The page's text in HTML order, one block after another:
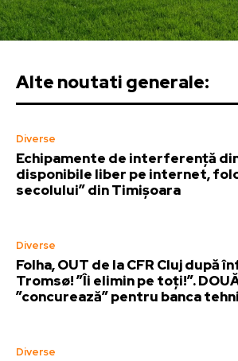
Alte noutati generale:
Diverse
Echipamente de interferență
disponibile liber pe internet,
secolului” din Timișoara
Diverse
Folha, OUT de la CFR Cluj după
Tromsø! ”Îi elimin pe toți!”.
”concurează” pentru banca
Diverse